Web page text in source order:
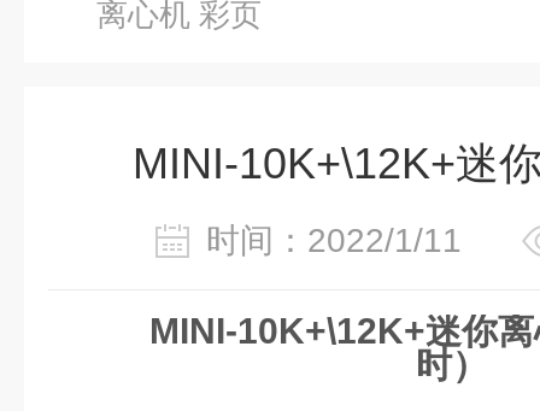
离心机 彩页
MINI-10K+\12K+迷
时间：2022/1/11
MINI-10K+\12K+迷你
时）